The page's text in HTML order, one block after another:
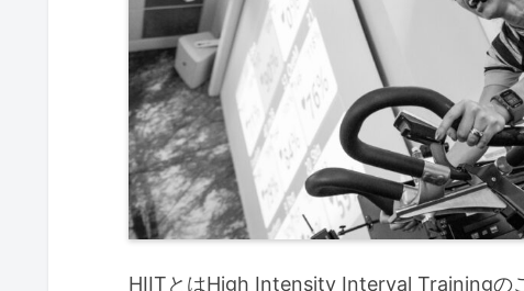
HIITとはHigh Intensity Interval Trainingの